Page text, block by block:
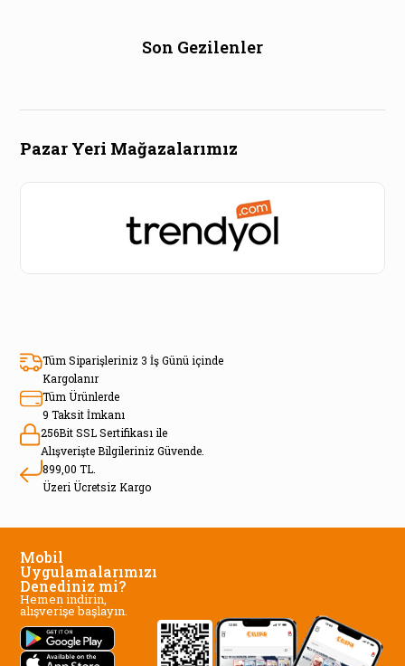
Son Gezilenler
Pazar Yeri Mağazalarımız
Tüm Siparişleriniz 3 İş Günü içinde
Kargolanır
Tüm Ürünlerde
9 Taksit İmkanı
256Bit SSL Sertifikası ile
Alışverişte Bilgileriniz Güvende.
899,00 TL.
Üzeri Ücretsiz Kargo
Mobil
Uygulamalarımızı
Denediniz mi?
Hemen indirin,
alışverişe başlayın.